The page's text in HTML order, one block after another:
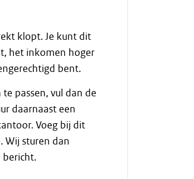
klopt. Je kunt dit
het inkomen hoger
bent.
passen, vul dan de
daarnaast een
Voeg bij dit
Wij sturen dan
bericht.